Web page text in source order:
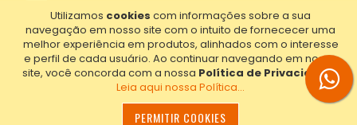
Utilizamos cookies com informações sobre a sua
navegação em nosso site com o intuito de fornececer uma
melhor experiência em produtos, alinhados com o interesse
e perfil de cada usuário. Ao continuar navegando em nosso
site, você concorda com a nossa Política de Privacidade.
Leia aqui nossa Política...
PERMITIR COOKIES
2021© Copyright Poligrafica Bazar Ltda- CNPJ 42.500.090/0001-
20 - Todos os direitos reservados.